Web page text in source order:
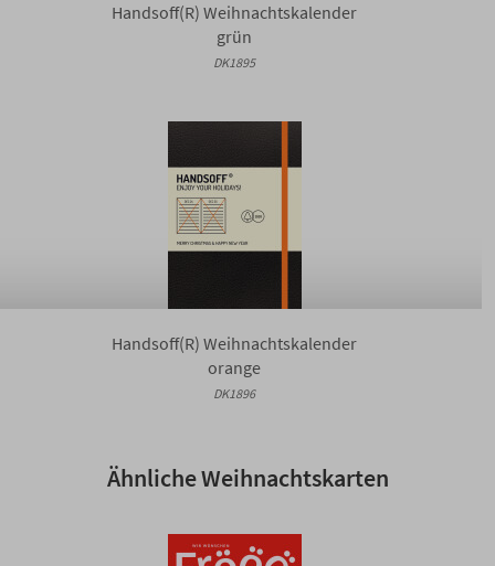
Handsoff(R) Weihnachtskalender
grün
DK1895
Handsoff(R) Weihnachtskalender
orange
DK1896
Ähnliche Weihnachtskarten